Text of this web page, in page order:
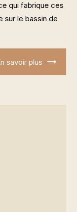
qui fabrique ces
sur le bassin de
savoir plus